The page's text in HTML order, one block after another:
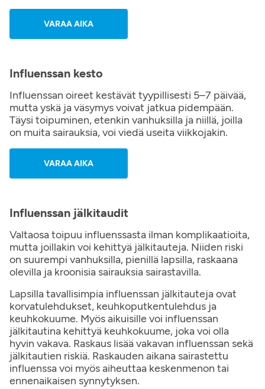
VARAA AIKA
Influenssan kesto
Influenssan oireet kestävät tyypillisesti 5–7 päivää,
mutta yskä ja väsymys voivat jatkua pidempään.
Täysi toipuminen, etenkin vanhuksilla ja niillä, joilla
on muita sairauksia, voi viedä useita viikkojakin.
VARAA AIKA
Influenssan jälkitaudit
Valtaosa toipuu influenssasta ilman komplikaatioita,
mutta joillakin voi kehittyä jälkitauteja. Niiden riski
on suurempi vanhuksilla, pienillä lapsilla, raskaana
olevilla ja kroonisia sairauksia sairastavilla.
Lapsilla tavallisimpia influenssan jälkitauteja ovat
korvatulehdukset, keuhkoputkentulehdus ja
keuhkokuume. Myös aikuisille voi influenssan
jälkitautina kehittyä keuhkokuume, joka voi olla
hyvin vakava. Raskaus lisää vakavan influenssan sekä
jälkitautien riskiä. Raskauden aikana sairastettu
influenssa voi myös aiheuttaa keskenmenon tai
ennenaikaisen synnytyksen.